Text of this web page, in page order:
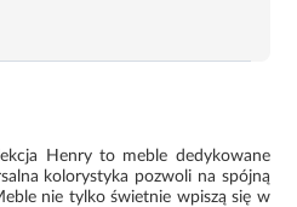
Henry to meble dedykowane
kolorystyka pozwoli na spójną
nie tylko świetnie wpiszą się w